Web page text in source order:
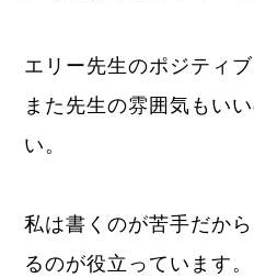
エリー先生のポジティ
また先生の雰囲気もい
い。
私は書くのが苦手だか
るのが役立っています。